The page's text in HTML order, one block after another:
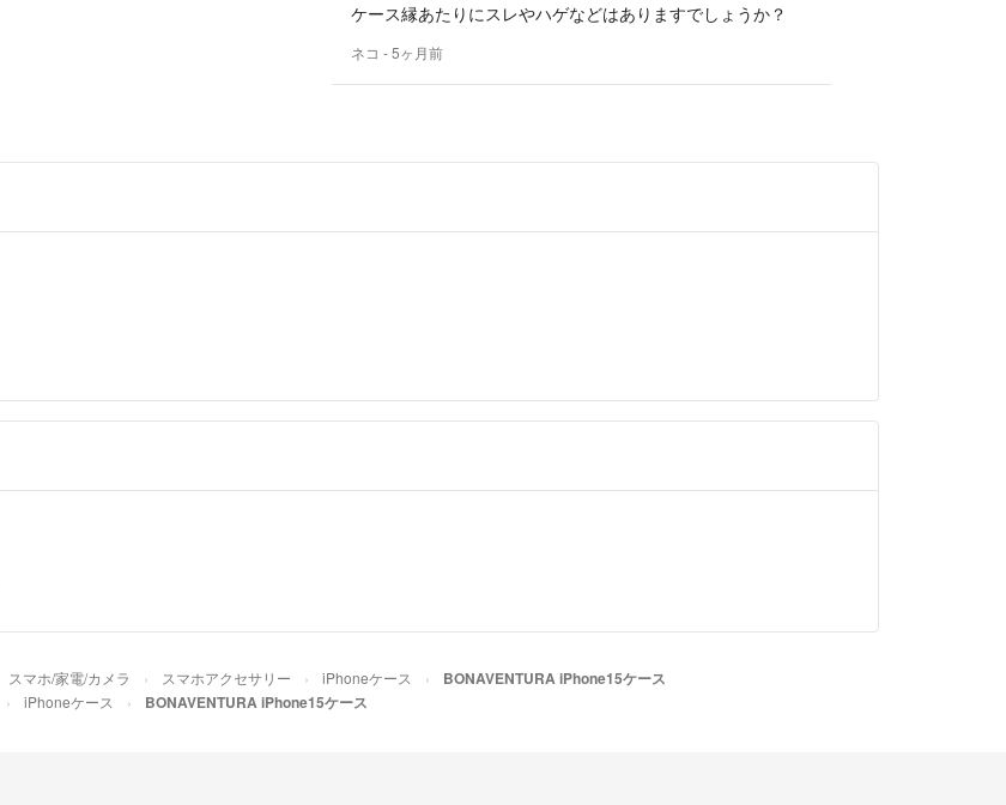
ケース縁あたりにスレやハゲなどはありますでしょうか？
ネコ - 5ヶ月前
スマホ/家電/カメラ スマホアクセサリー iPhoneケース BONAVENTURA iPhone15ケース
iPhoneケース BONAVENTURA iPhone15ケース